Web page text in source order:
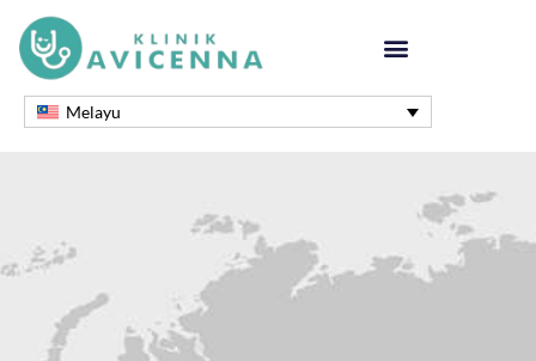
Melayu